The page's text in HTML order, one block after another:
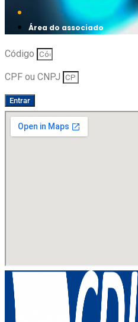
Área do associado
Código
CPF ou CNPJ
Entrar